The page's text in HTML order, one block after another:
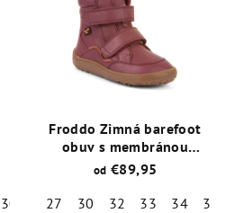
30 31 32 33 34 35 36
Froddo Zimná barefoot
obuv s membránou
Fialová
od €89,95
27
30 32 33 34
35